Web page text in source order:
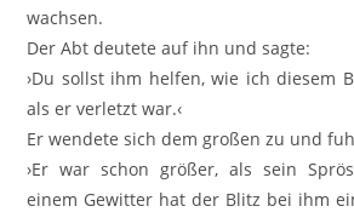
wachsen.
Der Abt deutete auf ihn und sagte:
›Du sollst ihm helfen, wie ich diesem
als er verletzt war.‹
Er wendete sich dem großen zu und
›Er war schon größer, als sein
einem Gewitter hat der Blitz bei ihm